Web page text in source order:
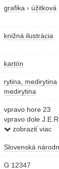
grafika › úžitková
knižná ilustrácia
kartón
rytina, medirytina
medirytina
vpravo hore 23
vpravo dole
Aug.Vind.
zobraziť viac
Slovenská
G 12347